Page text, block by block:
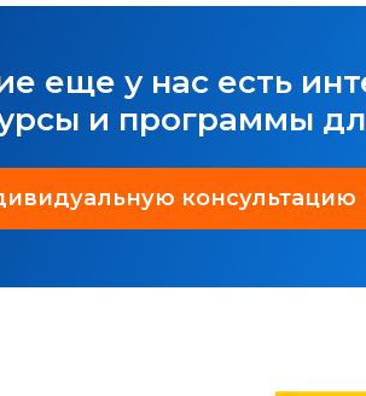
еще у нас есть
и программы
консультацию